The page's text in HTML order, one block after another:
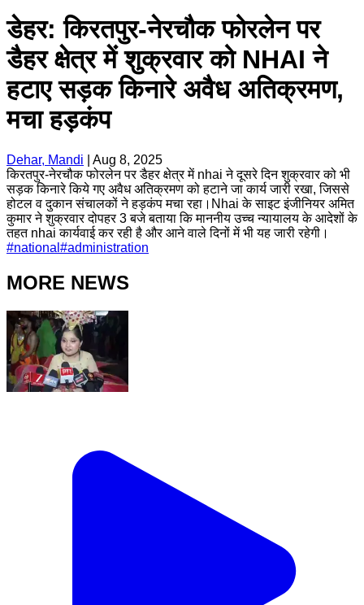
डेहर: किरतपुर-नेरचौक फोरलेन पर
डैहर क्षेत्र में शुक्रवार को NHAI ने
हटाए सड़क किनारे अवैध अतिक्रमण,
मचा हड़कंप
Dehar, Mandi
Aug 8, 2025
किरतपुर-नेरचौक फोरलेन पर डैहर क्षेत्र में nhai ने दूसरे दिन शुक्रवार को भी
सड़क किनारे किये गए अवैध अतिक्रमण को हटाने जा कार्य जारी रखा, जिससे
होटल व दुकान संचालकों ने हड़कंप मचा रहा।Nhai के साइट इंजीनियर अमित
कुमार ने शुक्रवार दोपहर 3 बजे बताया कि माननीय उच्च न्यायालय के आदेशों के
तहत nhai कार्यवाई कर रही है और आने वाले दिनों में भी यह जारी रहेगी।
#national #administration
MORE NEWS